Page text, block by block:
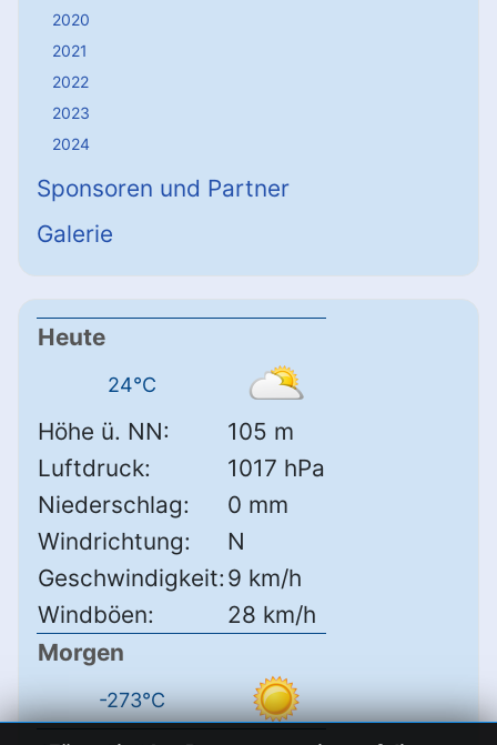
2020
2021
2022
2023
2024
Sponsoren und Partner
Galerie
Heute
24°C
Höhe ü. NN:
105 m
Luftdruck:
1017 hPa
Niederschlag:
0 mm
Windrichtung:
N
Geschwindigkeit: 9 km/h
Windböen:
28 km/h
Morgen
-273°C